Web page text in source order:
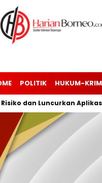
POLITIK HUKUM-
dan Luncurkan Aplikasi